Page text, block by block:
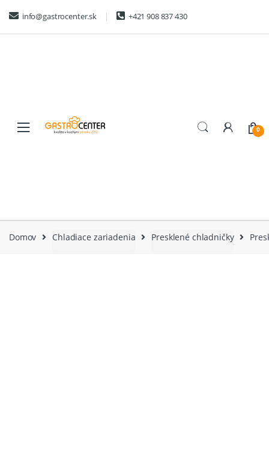
navigation
content
info@gastrocenter.sk +421 908 837 430
0
Domov Chladiace zariadenia Presklené chladničky